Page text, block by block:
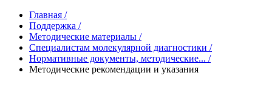
Главная /
Поддержка /
Методические материалы /
Специалистам молекулярной диагностики /
Нормативные документы, методические... /
Методические рекомендации и указания